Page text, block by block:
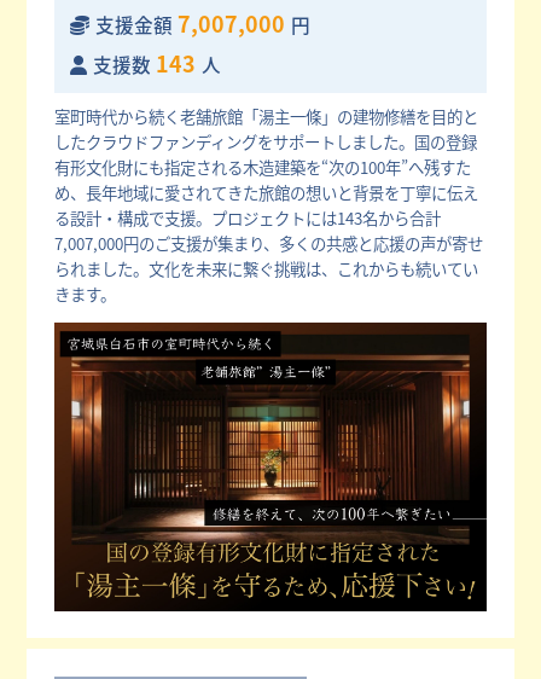
支援金額 7,007,000 円
支援数 143 人
室町時代から続く老舗旅館「湯主一條」の建物修繕を目的と
したクラウドファンディングをサポートしました。国の登録
有形文化財にも指定される木造建築を“次の100年”へ残すた
め、長年地域に愛されてきた旅館の想いと背景を丁寧に伝え
る設計・構成で支援。プロジェクトには143名から合計
7,007,000円のご支援が集まり、多くの共感と応援の声が寄せ
られました。文化を未来に繋ぐ挑戦は、これからも続いてい
きます。